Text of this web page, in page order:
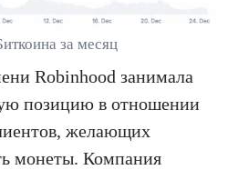
за месяц
Robinhood занимала
позицию в отношении
желающих
монеты. Компания